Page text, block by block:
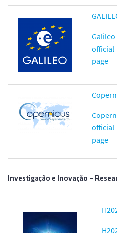
Galileo
official
page
official
page
Investigação e Inovação –